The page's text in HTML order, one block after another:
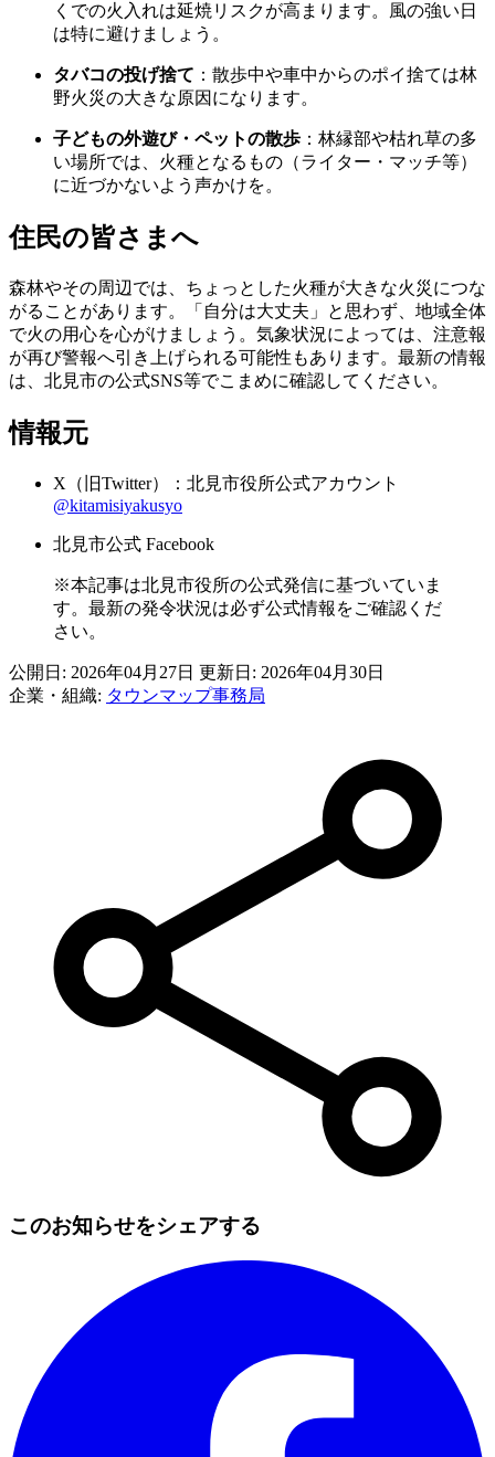
くでの火入れは延焼リスクが高まります。風の強い日
は特に避けましょう。
タバコの投げ捨て ：散歩中や車中からのポイ捨ては林
野火災の大きな原因になります。
子どもの外遊び・ペットの散歩 ：林縁部や枯れ草の多
い場所では、火種となるもの（ライター・マッチ等）
に近づかないよう声かけを。
住民の皆さまへ
森林やその周辺では、ちょっとした火種が大きな火災につな
がることがあります。「自分は大丈夫」と思わず、地域全体
で火の用心を心がけましょう。気象状況によっては、注意報
が再び警報へ引き上げられる可能性もあります。最新の情報
は、北見市の公式SNS等でこまめに確認してください。
情報元
X（旧Twitter）：北見市役所公式アカウント
@kitamisiyakusyo
北見市公式 Facebook
※本記事は北見市役所の公式発信に基づいていま
す。最新の発令状況は必ず公式情報をご確認くだ
さい。
公開日: 2026年04月27日 更新日: 2026年04月30日
企業・組織: タウンマップ事務局
このお知らせをシェアする